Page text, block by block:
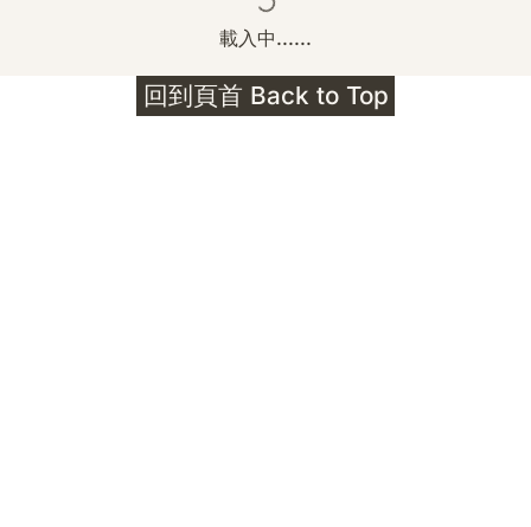
載入中......
回到頁首 Back to Top